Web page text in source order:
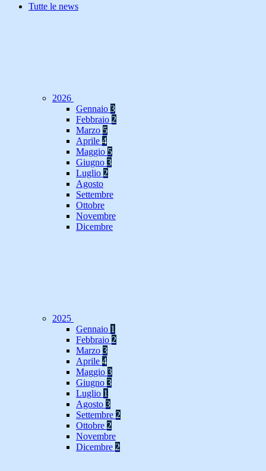
Tutte le news
2026
Gennaio 3
Febbraio 2
Marzo 5
Aprile 4
Maggio 5
Giugno 3
Luglio 2
Agosto
Settembre
Ottobre
Novembre
Dicembre
2025
Gennaio 1
Febbraio 2
Marzo 3
Aprile 4
Maggio 3
Giugno 3
Luglio 1
Agosto 3
Settembre 2
Ottobre 2
Novembre
Dicembre 2